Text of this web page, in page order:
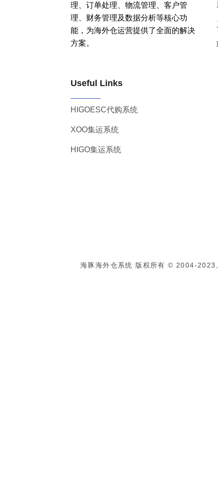
理、订单处理、物流管理、客户管
理、财务管理及数据分析等核心功
能，为海外仓运营提供了全面的解决
方案。
Useful Links
HIGOESC代购系统
XOO集运系统
HIGO集运系统
海豚海外仓系统 版权所有 © 2004-